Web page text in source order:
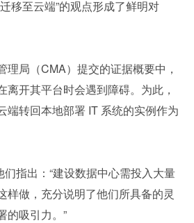
移至云端”的观点形成了鲜明对
理局（CMA）提交的证据概要中，
离开其平台时会遇到障碍。为此，
端转回本地部署 IT 系统的实例作为
指出：“建设数据中心需投入大量
样做，充分说明了他们所具备的灵
的吸引力。”